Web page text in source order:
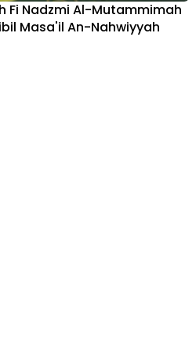
Fi Nadzmi Al-Mutammimah
Masa'il An-Nahwiyyah